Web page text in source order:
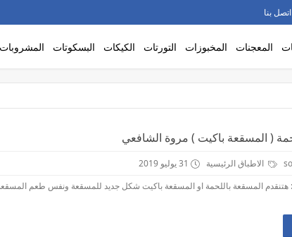
اتصل بنا
المعجنات المخبوزات التورتات الكيكات البسكوتات المشروبات
( المسقعة باكيت ) مروة الشافعي
الاطباق الرئيسية
31 يوليو 2019
هتنقدم المسقعة باللحمة او المسقعة باكيت شكل جديد للمسقعة ونفس طعم